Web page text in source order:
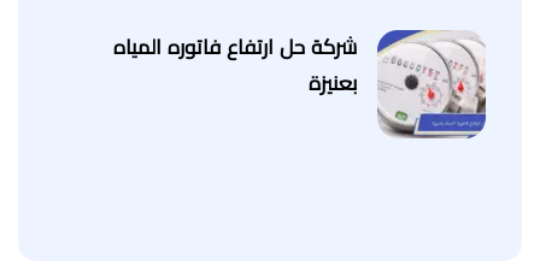
شركة حل ارتفاع فاتوره المياه
بعنيزة